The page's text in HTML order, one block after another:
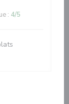
: 4/5